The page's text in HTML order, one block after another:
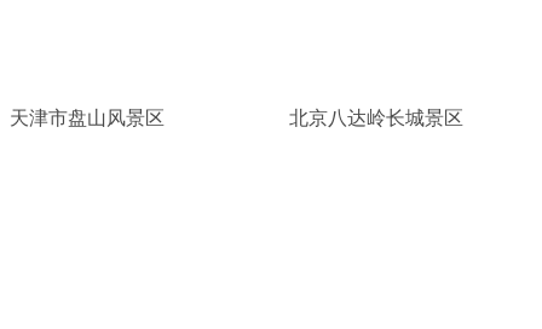
天津市盘山风景区 北京八达岭长城景区